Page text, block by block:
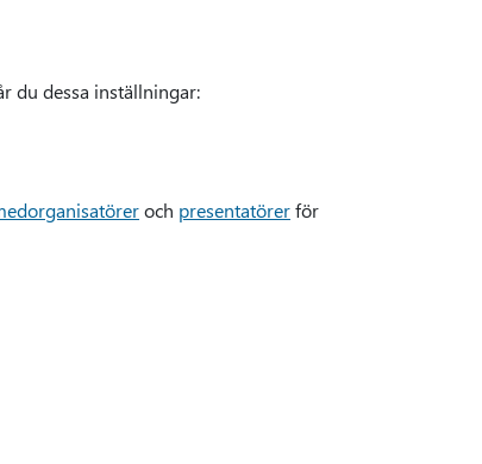
du dessa inställningar:
och presentatörerför